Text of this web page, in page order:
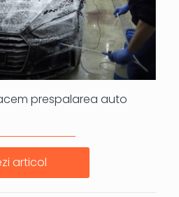
prespalarea auto
articol